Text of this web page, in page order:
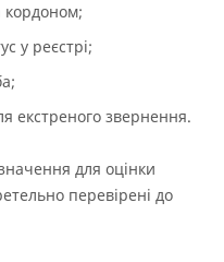
кордоном;
у реєстрі;
екстреного звернення.
для оцінки
перевірені до